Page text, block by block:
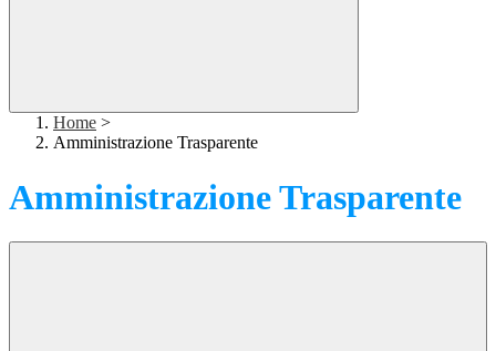
Home >
Amministrazione Trasparente
Amministrazione Trasparente